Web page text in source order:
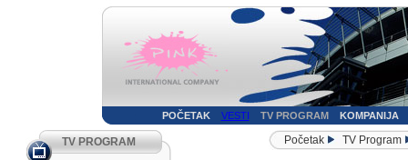
POČETAK VESTI TV PROGRAM KOMPANIJA
TV PROGRAM Početak TV Program